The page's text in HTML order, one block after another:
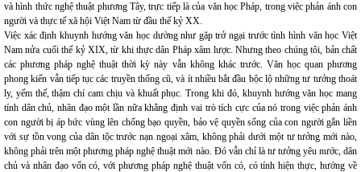
và hình thức nghệ thuật phương Tây, trực tiếp là của văn học Pháp, trong việc phản ánh con
người và thực tế xã hội Việt Nam từ đầu thế kỷ XX.
Việc xác định khuynh hướng văn học dường như gặp trở ngại trước tình hình văn học Việt
Nam nửa cuối thế kỷ XIX, từ khi thực dân Pháp xâm lược. Nhưng theo chúng tôi, bản chất
các phương pháp nghệ thuật thời kỳ này vẫn không khác trước. Văn học quan phương
phong kiến vẫn tiếp tục các truyền thống cũ, và ít nhiều bắt đầu bộc lộ những tư tưởng thoát
ly, yếm thế, thậm chí cam chịu và khuất phục. Trong khi đó, khuynh hướng văn học mang
tính dân chủ, nhân đạo một lần nữa khẳng định vai trò tích cực của nó trong việc phản ánh
con người bị áp bức vùng lên chống bạo quyền, bảo vệ quyền sống của con người gắn liền
với sự tồn vong của dân tộc trước nạn ngoại xâm, không phải dưới một tư tưởng mới nào,
không phải trên một phương pháp nghệ thuật mới nào. Đó vẫn chỉ là tư tưởng yêu nước, dân
chủ và nhân đạo vốn có, với phương pháp nghệ thuật vốn có, có tính hiện thực, hướng về